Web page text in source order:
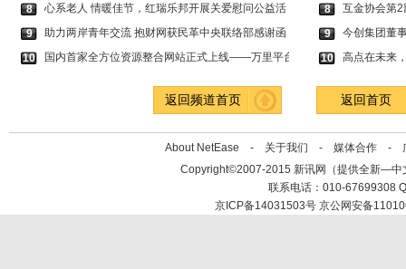
8
心系老人 情暖佳节，红瑞乐邦开展关爱慰问公益活
9
助力两岸青年交流 抱财网获民革中央联络部感谢函
10
国内首家全方位资源整合网站正式上线——万里平台
8
互金协会第
9
今创集团董
10
高点在未来
返回频道首页 返回首页
About NetEase - 关于我们 - 媒体合作 -
Copyright©2007-2015 新讯网（提供全新—中
联系电话：010-67699308
京ICP备14031503号 京公网安备